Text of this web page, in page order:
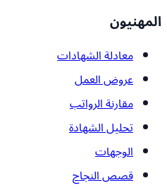
المهنيون
معادلة الشهادات
عروض العمل
مقارنة الرواتب
تحليل الشهادة
الوجهات
قصص النجاح